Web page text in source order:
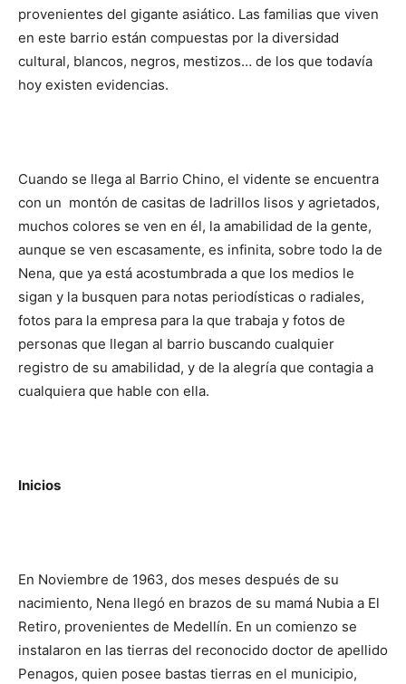
provenientes del gigante asiático. Las familias que viven
en este barrio están compuestas por la diversidad
cultural, blancos, negros, mestizos… de los que todavía
hoy existen evidencias.
Cuando se llega al Barrio Chino, el vidente se encuentra
con un montón de casitas de ladrillos lisos y agrietados,
muchos colores se ven en él, la amabilidad de la gente,
aunque se ven escasamente, es infinita, sobre todo la de
Nena, que ya está acostumbrada a que los medios le
sigan y la busquen para notas periodísticas o radiales,
fotos para la empresa para la que trabaja y fotos de
personas que llegan al barrio buscando cualquier
registro de su amabilidad, y de la alegría que contagia a
cualquiera que hable con ella.
Inicios
En Noviembre de 1963, dos meses después de su
nacimiento, Nena llegó en brazos de su mamá Nubia a El
Retiro, provenientes de Medellín. En un comienzo se
instalaron en las tierras del reconocido doctor de apellido
Penagos, quien posee bastas tierras en el municipio,